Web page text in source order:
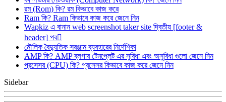
রম (Rom) কি? রম কিভাবে কাজ করে
Ram কি? Ram কিভাবে কাজ করে জেনে নিন
Wapkiz এ বানান web screenshot taker site দ্বিতীয় [footer &
header] পব
মৌলিক বৈদ্যুতিক সরঞ্জাম ব্যবহারের নির্দেশিকা
AMP কি? AMP ব্লগার টেমপ্লেট এর সুবিধা এবং অসুবিধা গুলো জেনে নিন
প্রসেসর (CPU) কি? প্রসেসর কিভাবে কাজ করে জেনে নিন
Sidebar